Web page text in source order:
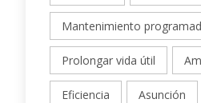
Mantenimiento
Prolongar vida útil
Eficiencia Asunción